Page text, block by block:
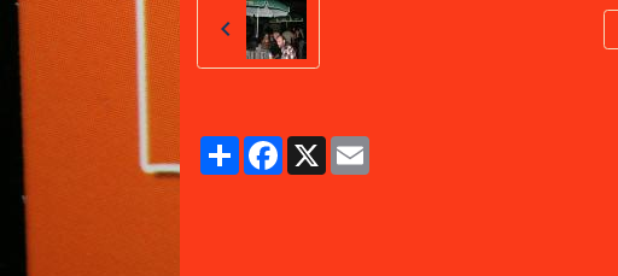
PartagerFacebook
X